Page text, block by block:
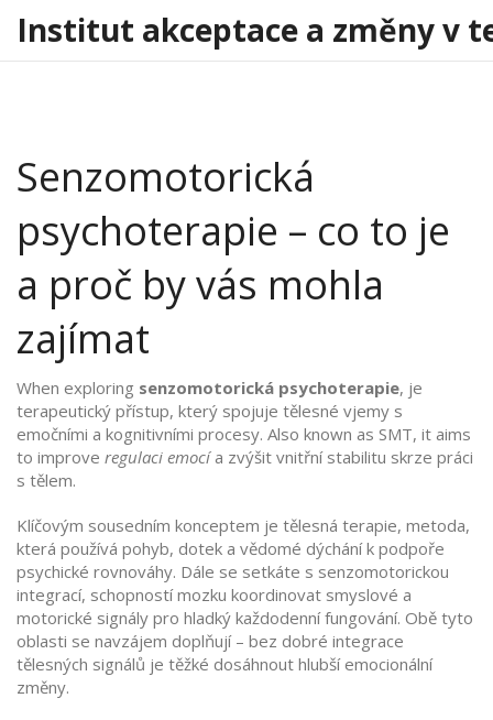
Institut akceptace a změny v
Senzomotorická
psychoterapie – co to je
a proč by vás mohla
zajímat
When exploring senzomotorická psychoterapie, je
terapeutický přístup, který spojuje tělesné vjemy s
emočními a kognitivními procesy. Also known as SMT, it aims
to improve regulaci emocía zvýšit vnitřní stabilitu skrze práci
s tělem.
Klíčovým sousedním konceptem je tělesná terapie, metoda,
která používá pohyb, dotek a vědomé dýchání k podpoře
psychické rovnováhy. Dále se setkáte s senzomotorickou
integrací, schopností mozku koordinovat smyslové a
motorické signály pro hladký každodenní fungování. Obě tyto
oblasti se navzájem doplňují – bez dobré integrace
tělesných signálů je těžké dosáhnout hlubší emocionální
změny.